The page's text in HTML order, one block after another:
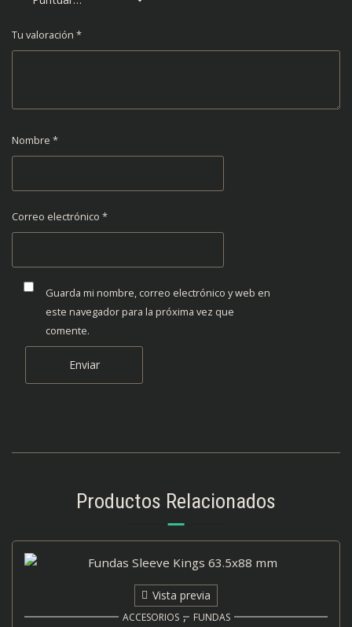
Tu valoración *
Nombre *
Correo electrónico *
Guarda mi nombre, correo electrónico y web en
este navegador para la próxima vez que
comente.
Productos Relacionados
Vista previa
ACCESORIOS , FUNDAS